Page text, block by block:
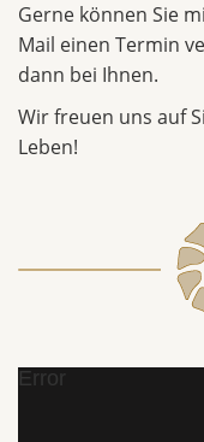
Gerne können Sie
Mail einen Termin
dann bei Ihnen.
Wir freuen uns auf
Leben!
Error